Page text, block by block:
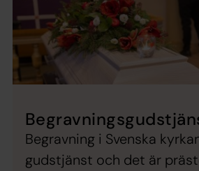
Begravning i Svenska
gudstjänst och det är